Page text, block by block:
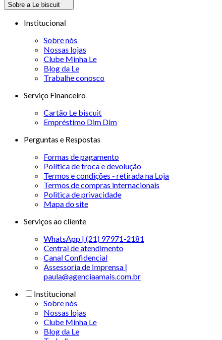
Sobre a Le biscuit
Institucional
Sobre nós
Nossas lojas
Clube Minha Le
Blog da Le
Trabalhe conosco
Serviço Financeiro
Cartão Le biscuit
Empréstimo Dim Dim
Perguntas e Respostas
Formas de pagamento
Política de troca e devolução
Termos e condições - retirada na Loja
Termos de compras internacionais
Politica de privacidade
Mapa do site
Serviços ao cliente
WhatsApp | (21) 97971-2181
Central de atendimento
Canal Confidencial
Assessoria de Imprensa |
paula@agenciaamais.com.br
Institucional
Sobre nós
Nossas lojas
Clube Minha Le
Blog da Le